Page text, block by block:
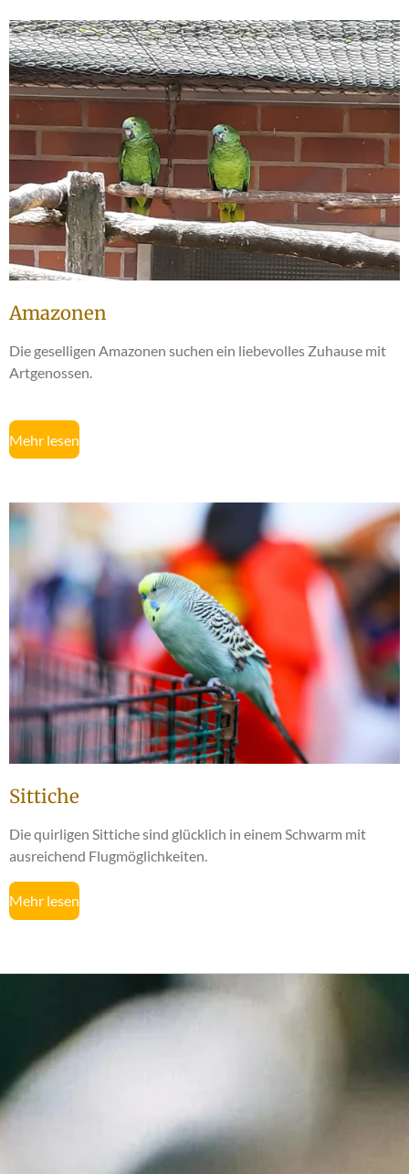
Amazonen
Die geselligen Amazonen suchen ein liebevolles Zuhause mit
Artgenossen.
Mehr lesen
Sittiche
Die quirligen Sittiche sind glücklich in einem Schwarm mit
ausreichend Flugmöglichkeiten.
Mehr lesen